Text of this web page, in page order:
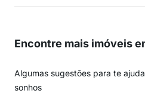
Encontre mais imóveis
Algumas sugestões para te
sonhos